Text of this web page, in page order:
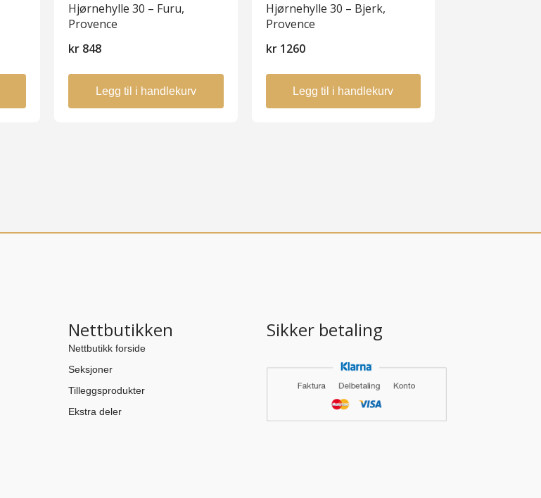
Hjørnehylle 30 – Furu,
Provence
kr 848
Legg til i handlekurv
Hjørnehylle 30 – Bjerk,
Provence
kr1260
Legg til i handlekurv
Nettbutikken
Nettbutikk forside
Seksjoner
Tilleggsprodukter
Ekstra deler
Sikker betaling